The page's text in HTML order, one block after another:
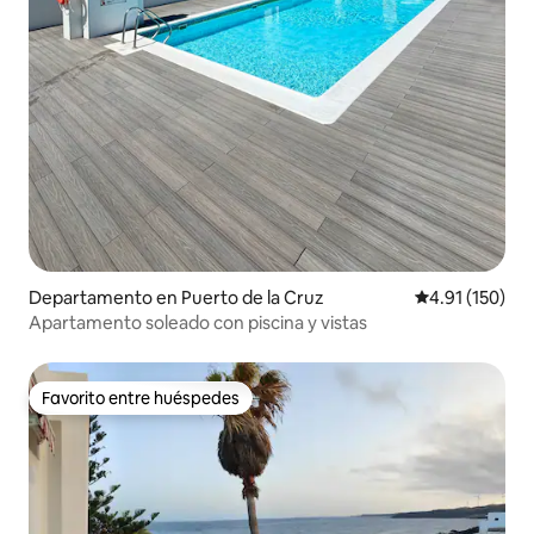
Departamento en Puerto de la Cruz Calificación
4.91 (150)
Apartamento soleado con piscina y vistas
Favorito entre huéspedes
Favorito entre huéspedes